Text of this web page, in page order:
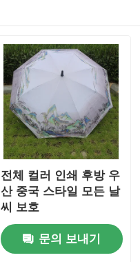
전체 컬러 인쇄 후방 우
산 중국 스타일 모든 날
씨 보호
문의 보내기